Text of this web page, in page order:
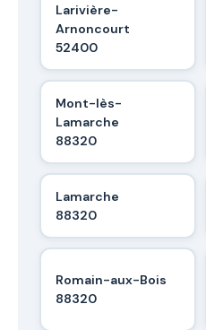
Larivière-
Arnoncourt
52400
Mont-lès-
Lamarche
88320
Lamarche
88320
Romain-aux-Bois
88320